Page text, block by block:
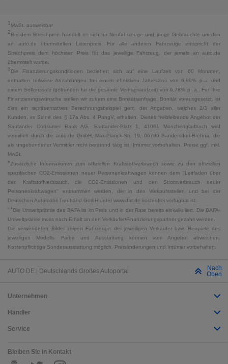
1 MwSt. ausweisbar
2Bei dem Streichpreis handelt es sich für Neufahrzeuge und junge Gebrauchte um den
an auto.de übermittelten Listenpreis. Für alle anderen Fahrzeuge entspricht der
Streichpreis dem höchsten Preis für das jeweilige Fahrzeug, der jemals an auto.de
übermittelt wurde.
3Die Finanzierungskonditionen beziehen sich auf eine Laufzeit von 60 Monaten,
enthalten teilweise Anzahlungen bei einem effektiven Jahreszins von 6,99% p.a. und
einem Sollzinssatz (gebunden für die gesamte Vertragslaufzeit) von 6,78% p. a.. Für Ihre
Finanzierungswünsche stellen wir zudem eine Bonitätsanfrage. Bonität vorausgesetzt, ist
dies ein repräsentatives Berechnungsbeispiel gem. der Angaben, welches 2/3 aller
Kunden, im Sinne des § 17a Abs. 4 PangV, erhalten. Dieses freibleibende Angebot der
Santander Consumer Bank AG, Santander-Platz 1, 41061 Mönchengladbach wird
vermittelt durch die auto.de GmbH, Max-Planck-Str. 19, 06796 Sandersdorf-Brehna, die
als ungebundener Vermittler nicht beratend tätig ist. Irrtümer vorbehalten. Preise ggf. inkl.
MwSt.
*Zusätzliche Informationen zum offiziellen Kraftstoffverbrauch sowie zu den offiziellen
spezifischen CO2-Emissionen neuer Personenkraftwagen können dem "Leitfaden über
den Kraftstoffverbrauch, die CO2-Emissionen und den Stromverbrauch neuer
Personenkraftwagen" entnommen werden, der in den Verkaufsstellen und bei der
Deutschen Automobil Treuhand GmbH unter www.dat.de kostenfrei verfügbar ist.
**Die Umweltprämie des BAFA ist im Preis und in der Rate bereits einkalkuliert. Die BAFA-
Umweltprämie muss nach Erhalt an den Verkäufer/Finanzierungspartner gezahlt werden.
Die verwendeten Bilder zeigen Fahrzeuge der jeweiligen Verkäufer bzw. Beispiele des
jeweiligen Modells. Farbe und Ausstattung können vom Angebot abweichen.
Kostenpflichtige Sonderausstattung möglich. Preisänderungen und Irrtümer vorbehalten.
AUTO.DE | Deutschlands Großes Autoportal
Nach
Oben
Unternehmen
Händler
Service
Bleiben Sie in Kontakt